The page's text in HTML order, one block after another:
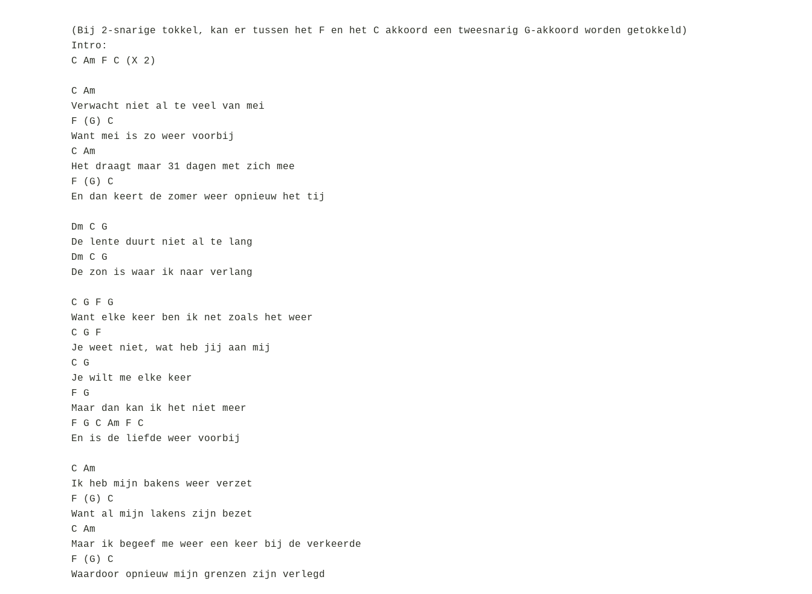
(Bij 2-snarige tokkel, kan er tussen het F en het C akkoord een tweesnarig G-akkoord worden getokkeld)
Intro:
C Am F C (X 2)
C Am
Verwacht niet al te veel van mei
F (G) C
Want mei is zo weer voorbij
C Am
Het draagt maar 31 dagen met zich mee
F (G) C
En dan keert de zomer weer opnieuw het tij
Dm C G
De lente duurt niet al te lang
Dm C G
De zon is waar ik naar verlang
C G F G
Want elke keer ben ik net zoals het weer
C G F
Je weet niet, wat heb jij aan mij
C G
Je wilt me elke keer
F G
Maar dan kan ik het niet meer
F G C Am F C
En is de liefde weer voorbij
C Am
Ik heb mijn bakens weer verzet
F (G) C
Want al mijn lakens zijn bezet
C Am
Maar ik begeef me weer een keer bij de verkeerde
F (G) C
Waardoor opnieuw mijn grenzen zijn verlegd